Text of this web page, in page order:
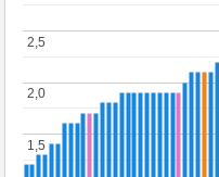
1,5
1,5
2,0
2,0
2,5
2,5